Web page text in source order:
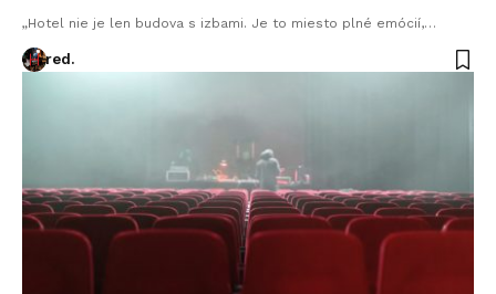
„Hotel nie je len budova s izbami. Je to miesto plné emócií,…
red.